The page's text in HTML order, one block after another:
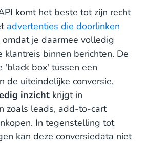
komt het beste tot zijn recht
advertenties die doorlinken
omdat je daarmee volledig
klantreis binnen berichten. De
'black box' tussen een
de uiteindelijke conversie,
inzicht krijgt in
zoals leads, add-to-cart
In tegenstelling tot
kan deze conversiedata niet